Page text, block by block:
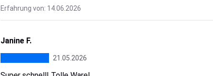
Erfahrung von: 14.06.2026
Janine F.
21.05.2026